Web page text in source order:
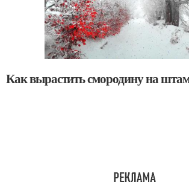
Как вырастить смородину на